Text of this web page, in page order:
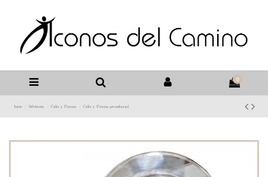
0
Inicio Orfebrería Cáliz y Patena Cáliz y Patena presidencial